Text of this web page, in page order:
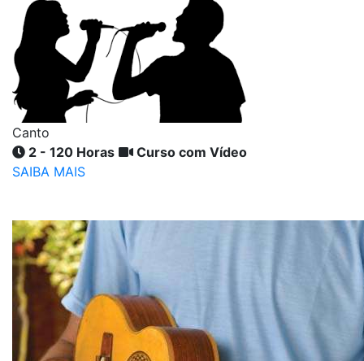
Canto
2 - 120 Horas
Curso com Vídeo
SAIBA MAIS